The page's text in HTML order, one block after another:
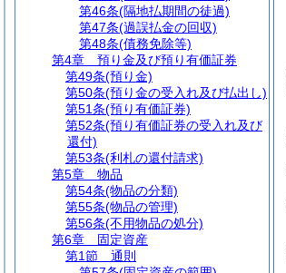
第46条(隔地払期間の徒過)
第47条(過誤払金の回収)
第48条(債務免除等)
第4章
預り金及び預り有価証券
第49条(預り金)
第50条(預り金の受入れ及び払出し)
第51条(預り有価証券)
第52条(預り有価証券の受入れ及び
還付)
第53条(利札の還付請求)
第5章
物品
第54条(物品の分類)
第55条(物品の管理)
第56条(不用物品の処分)
第6章
固定資産
第1節
通則